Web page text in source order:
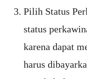
Pilih Status
status
karena dapat
harus